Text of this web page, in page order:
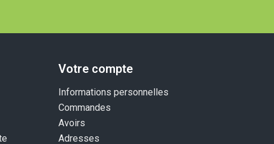
Votre compte
Informations personnelles
Commandes
Avoirs
Adresses